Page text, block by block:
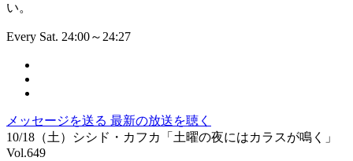
い。
Every Sat. 24:00～24:27
メッセージを送る 最新の放送を聴く
10/18（土）シシド・カフカ「土曜の夜にはカラスが鳴く」
Vol.649